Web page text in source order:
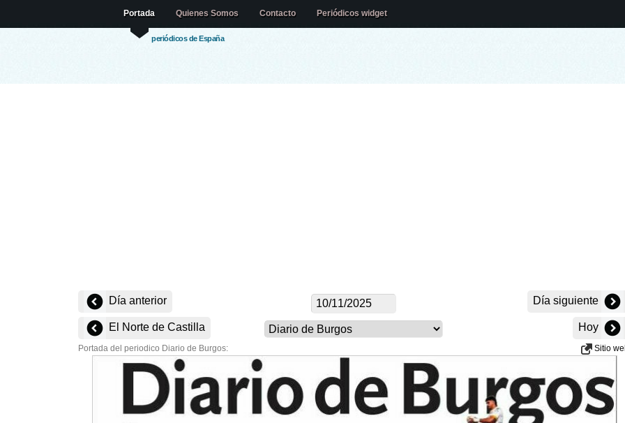
periódicos de España
Portada Quienes Somos Contacto Periódicos widget
Día anterior Día siguiente
El Norte de Castilla Hoy
Portada del periodico Diario de Burgos: Sitio